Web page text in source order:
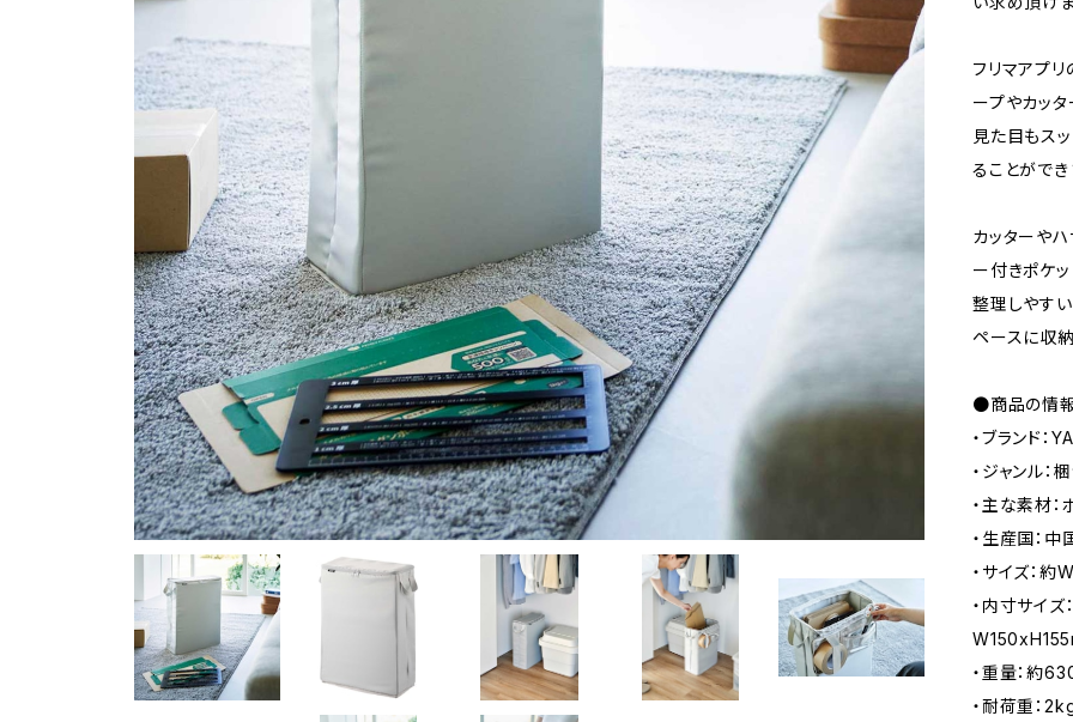
フリマアプ
ープやカッ
見た目もス
ることができ
カッターや
ー付きポケ
整理しやす
ペースに収
●商品の情
・ブランド：
・ジャンル
・主な素材：
・生産国：中
・サイズ：
・内寸サイズ
・重量：約
・耐荷重：